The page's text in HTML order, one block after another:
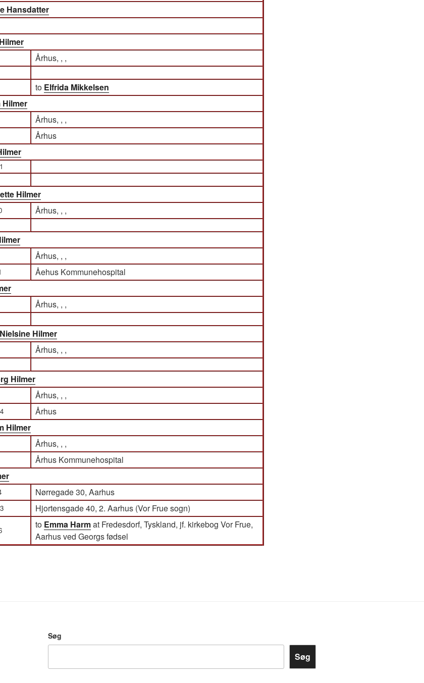
Hansdatter
Århus, , ,
to Elfrida Mikkelsen
Hilmer
Århus, , ,
Århus
Hilmer
Århus, , ,
Århus, , ,
Åehus Kommunehospital
Århus, , ,
Hilmer
Århus, , ,
Hilmer
Århus, , ,
Århus
Hilmer
Århus, , ,
Århus Kommunehospital
Nørregade 30, Aarhus
Hjortensgade 40, 2. Aarhus (Vor Frue sogn)
to Emma Harmat Fredesdorf, Tyskland, jf. kirkebog Vor Frue,
Aarhus ved Georgs fødsel
Søg
Søg